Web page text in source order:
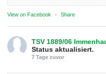
View on Facebook · Share
TSV 1889/06
Status aktualisiert.
7 Tage zuvor